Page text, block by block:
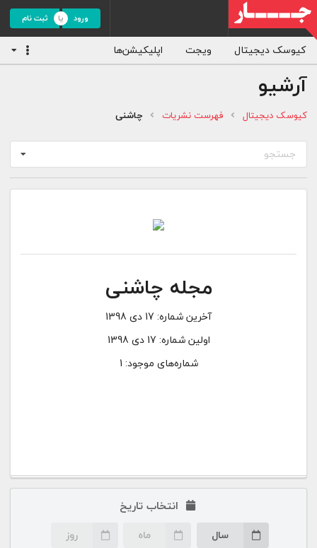
ورود ثبت نام
کیوسک دیجیتال ویجت اپلیکیشن‌ها
آرشیو
کیوسک دیجیتال فهرست نشریات چاشنی
جستجو
مجله چاشنی
آخرین شماره: 17 دی 1398
اولین شماره: 17 دی 1398
شماره‌های موجود: 1
انتخاب تاریخ
سال ماه روز